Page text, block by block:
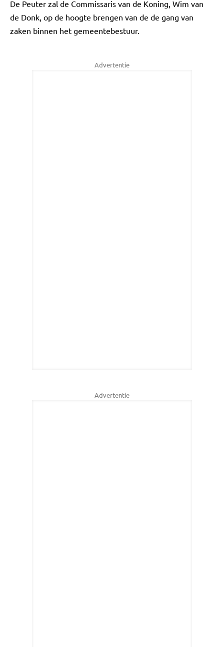
De Peuter zal de Commissaris van de Koning, Wim van
de Donk, op de hoogte brengen van de de gang van
zaken binnen het gemeentebestuur.
Advertentie
Advertentie